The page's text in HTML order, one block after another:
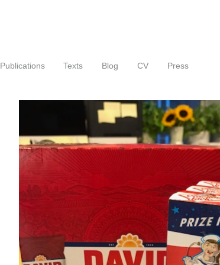
Publications Texts Blog CV Press